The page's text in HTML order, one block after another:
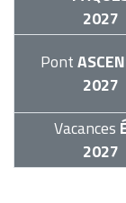
2027
Pont
2027
Vacances
2027